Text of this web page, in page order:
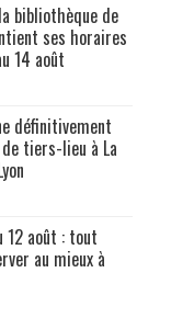
bibliothèque de
ses horaires
14 août
définitivement
tiers-lieu à La
12 août : tout
au mieux à